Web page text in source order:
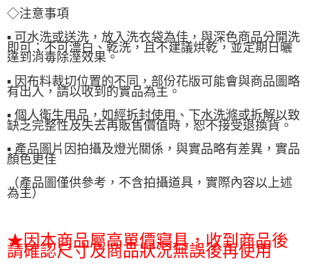
◇注意事項
▪ 可水洗或送洗，放入洗衣袋為佳，與深色商品分開洗
即可；不可漂白、乾洗，且不建議烘乾，並定期日曬
達到消毒除溼效果。
▪ 因布料裁切位置的不同，部份花版可能會與商品圖略
有出入，請以收到的實品為主。
▪ 個人衛生用品，如經拆封使用、下水洗滌或拆解以致
缺乏完整性及失去再販售價值時，恕不接受退換貨。
▪ 產品圖片因拍攝及燈光關係，與實品略有差異，實品
顏色更佳
（產品圖僅供參考，不含拍攝道具，實際內容以上述
為主）
★因本商品屬高單價寢具，收到商品後
請確認尺寸及商品狀況無誤後再使用